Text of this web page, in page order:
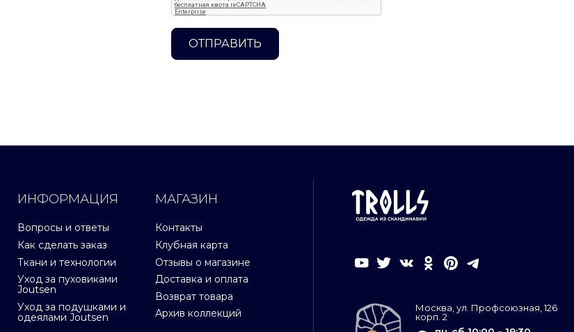
ОТПРАВИТЬ
ИНФОРМАЦИЯ
Вопросы и ответы
Как сделать заказ
Ткани и технологии
Уход за пуховиками
Joutsen
Уход за подушками и
одеялами Joutsen
МАГАЗИН
Контакты
Клубная карта
Отзывы о магазине
Доставка и оплата
Возврат товара
Архив коллекций
Москва, ул. Профсоюзная, 126
корп. 2